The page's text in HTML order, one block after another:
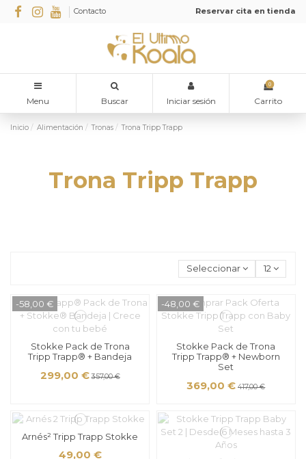
Contacto Reservar cita en tienda
Menu Buscar Iniciar sesión
0
Carrito
Inicio Alimentación Tronas Trona Tripp Trapp
Trona Tripp Trapp
Seleccionar 12
-58,00 €
Stokke Pack de Trona
Tripp Trapp® + Bandeja
299,00 € 357,00 €
-48,00 €
Stokke Pack de Trona
Tripp Trapp® + Newborn
Set
369,00 € 417,00 €
Arnés² Tripp Trapp Stokke
49,00 €